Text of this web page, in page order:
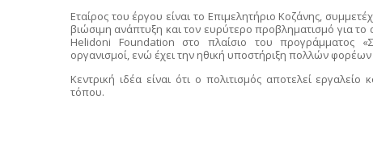
Εταίρος του έργου είναι το Επιμελητήριο Κοζάνης,
βιώσιμη ανάπτυξη και τον ευρύτερο προβληματισμό για
Helidoni
Foundation στο πλαίσιο του προγράμματος
οργανισμοί, ενώ έχει την ηθική υποστήριξη πολλών
Κεντρική ιδέα είναι ότι ο πολιτισμός αποτελεί
τόπου.